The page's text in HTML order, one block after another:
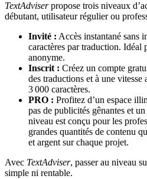
TextAdviserpropose trois niveaux
débutant, utilisateur régulier ou
Invité : Accès instantané sans
caractères par traduction.
anonyme.
Inscrit : Créez un compte
des traductions et à une
3 000 caractères.
PRO : Profitez d’un espace
pas de publicités gênantes et
niveau est conçu pour les
grandes quantités de contenu
et argent sur chaque projet.
Avec TextAdviser, passer au niveau
simple ni rentable.